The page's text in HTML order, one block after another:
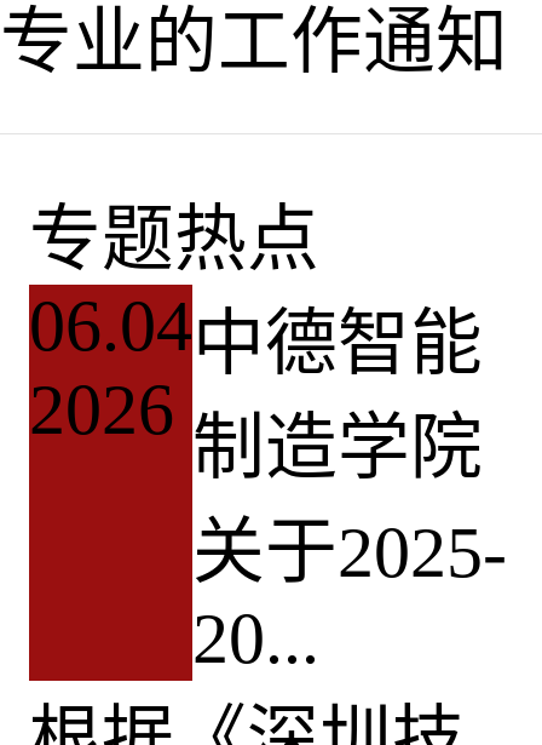
专业的工作通知
专题热点
06.04
2026
中德智能
制造学院
关于2025-
20...